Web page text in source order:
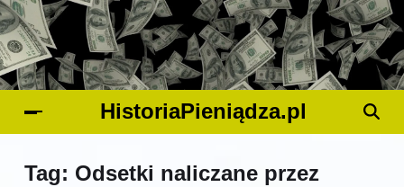
HistoriaPieniądza.pl
Tag: Odsetki naliczane przez